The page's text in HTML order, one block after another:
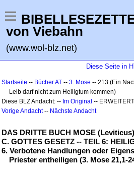
von Viebahn
(www.wol-blz.net)
Diese Seite in
Startseite -- Bücher AT -- 3. Mose -- 213 (Ein
Leib darf nicht zum Heiligtum kommen)
Diese BLZ Andacht: -- Im Original -- ERWEITERT
Vorige Andacht-- Nächste Andacht
DAS DRITTE BUCH MOSE (Leviticus)
C. GOTTES GESETZ -- TEIL 6:
6. Verbotene Handlungen oder
Priester entheiligen (3. Mose 21,1-